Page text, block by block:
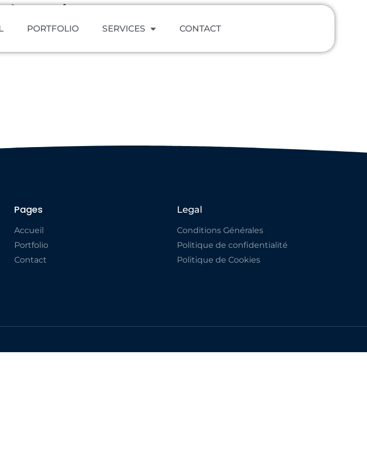
PORTFOLIO SERVICES CONTACT
la main
Pages
Accueil
Portfolio
Contact
Legal
Conditions Générales
Politique de confidentialité
Politique de Cookies